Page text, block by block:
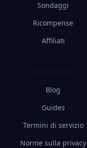
Sondaggi
Ricompense
Affiliati
Blog
Guides
Termini di servizio
Norme sulla privacy